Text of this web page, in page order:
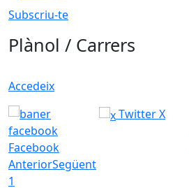
Subscriu-te
Plànol / Carrers
Accedeix
Facebook
Twitter X
AnteriorSegüent
1